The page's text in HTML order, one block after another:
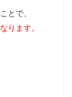
とで、
ります。